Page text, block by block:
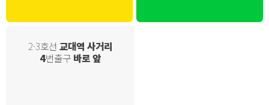
2·3호선 교대역 사거리
4번출구 바로 앞